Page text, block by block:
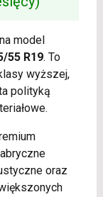
model
55 R19. To
wyższej,
polityką
oraz